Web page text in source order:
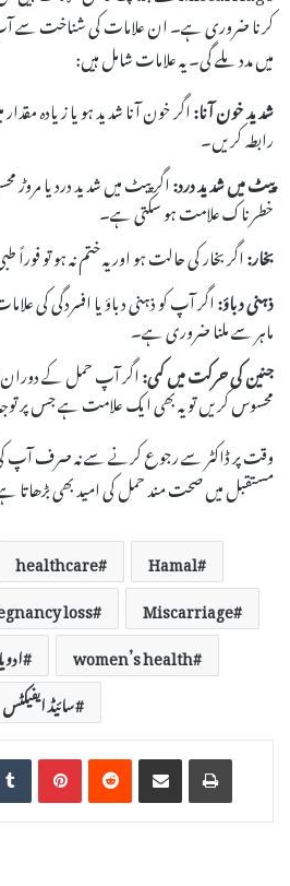
کرنا ضروری ہے۔ ان علامات کی شناخت سے
میں مدد ملے گی۔ یہ علامات شامل ہیں:
شدید خون آنا:اگر خون آنا شدید ہو یا زیادہ
رابطہ کریں۔
پیٹ میں شدید درد:اگر پیٹ میں شدید درد یا
خطرناک علامت ہو سکتی ہے۔
بخار:اگر بخار کی حالت ہو اور یہ ختم نہ ہو تو
ذہنی دباؤ:اگر آپ کو ذہنی دباؤ یا افسردگی کی
ماہر سے ملنا ضروری ہے۔
جنین کی حرکت میں کمی:اگر آپ حمل کے دوران
محسوس کریں تو یہ بھی ایک علامت ہے جس پر
وقت پر ڈاکٹر سے رجوع کرنے سے نہ صرف آپ کی
مستقبل میں صحت مند حمل کی امید بھی بڑھاتا
Hamal
healthcare
Miscarriage
loss
women’s health
سائیڈ ایفیکٹس
TumblrPinterestReddit Share via Email Print